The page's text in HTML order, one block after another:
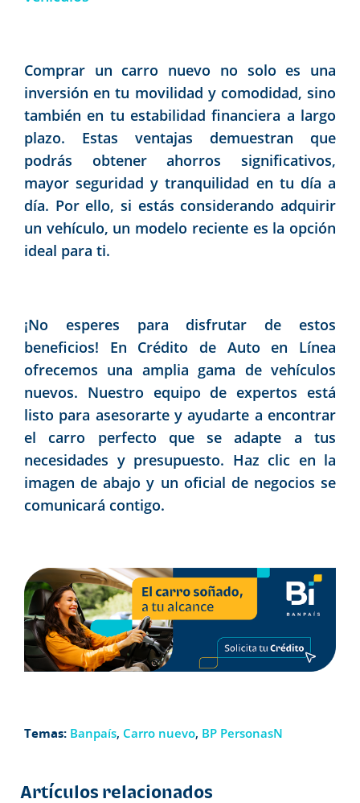
Comprar un carro nuevo no solo es una
inversión en tu movilidad y comodidad, sino
también en tu estabilidad financiera a largo
plazo. Estas ventajas demuestran que
podrás obtener ahorros significativos,
mayor seguridad y tranquilidad en tu día a
día. Por ello, si estás considerando adquirir
un vehículo, un modelo reciente es la opción
ideal para ti.
¡No esperes para disfrutar de estos
beneficios! En Crédito de Auto en Línea
ofrecemos una amplia gama de vehículos
nuevos. Nuestro equipo de expertos está
listo para asesorarte y ayudarte a encontrar
el carro perfecto que se adapte a tus
necesidades y presupuesto. Haz clic en la
imagen de abajo y un oficial de negocios se
comunicará contigo.
Temas: Banpaís, Carro nuevo, BP PersonasN
Artículos relacionados